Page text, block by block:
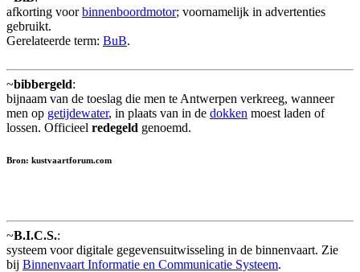
afkorting voorbinnenboordmotor; voornamelijk in advertenties
gebruikt.
Gerelateerde term: BuB.
~bibbergeld:
bijnaam van de toeslag die men te Antwerpen verkreeg, wanneer
men op getijdewater, in plaats van in de dokken moest laden of
lossen. Officieel redegeld genoemd.
Bron: kustvaartforum.com
~B.I.C.S.:
systeem voor digitale gegevensuitwisseling in de binnenvaart. Zie
bij Binnenvaart Informatie en Communicatie Systeem.